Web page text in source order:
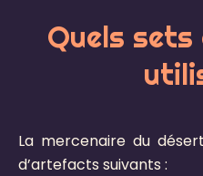
Quels
La mercenaire du
d’artefacts suivants :